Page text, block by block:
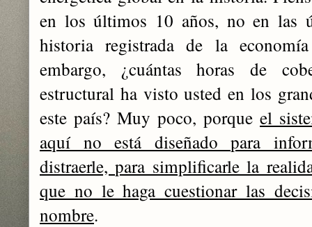
en los últimos 10 años, no en las
historia registrada de la
embargo, ¿cuántas horas de
estructural ha visto usted en los
este país? Muy poco, porque el
aquí no está diseñado para
distraerle, para simplificarle la
que no le haga cuestionar las
nombre.